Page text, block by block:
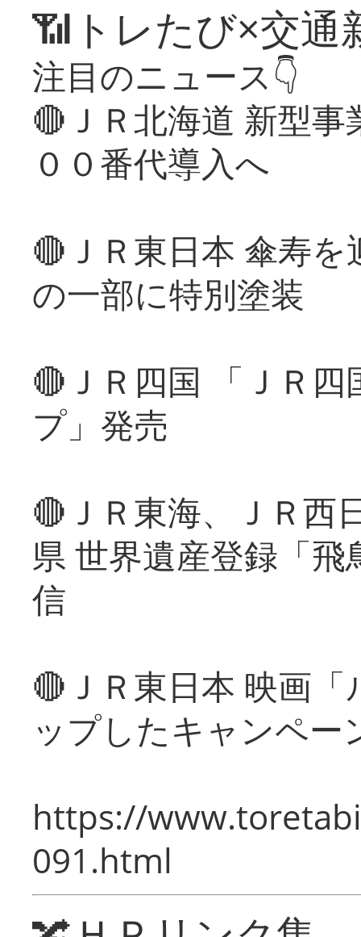
📶トレたび×交通
注目のニュース👇
🔴ＪＲ北海道 新型
００番代導入へ
🔴ＪＲ東日本 傘寿
の一部に特別塗装
🔴ＪＲ四国 「ＪＲ
プ」発売
🔴ＪＲ東海、ＪＲ西
県 世界遺産登録「
信
🔴ＪＲ東日本 映画
ップしたキャンペー
https://
091.html